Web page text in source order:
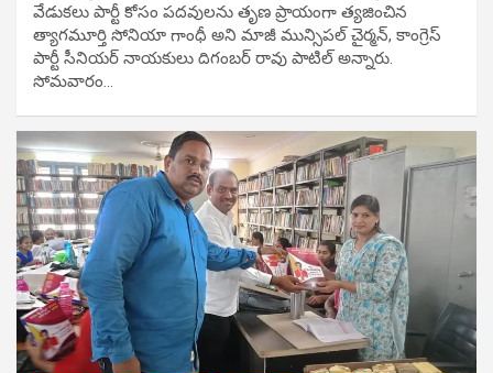
వేడుక‌లు పార్టీ కోసం ప‌ద‌వుల‌ను తృణ ప్రాయంగా త్య‌జించిన
త్యాగమూర్తి సోనియా గాంధీ అని మాజీ మున్సిప‌ల్ చైర్మ‌న్, కాంగ్రెస్
పార్టీ సీనియ‌ర్ నాయ‌కులు దిగంబ‌ర్ రావు పాటిల్ అన్నారు.
సోమవారం…